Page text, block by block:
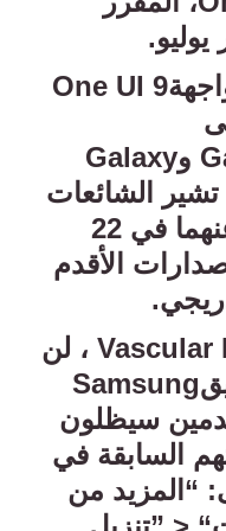
.
One UI 9
وGalaxy
تشير الشائعات
إلى أنه سيتم الكشف عنهما في 22
الأقدم
.
Vascular ، لن
Samsung
سيظلون
السابقة في
“المزيد من